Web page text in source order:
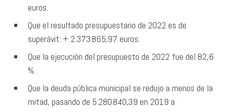
euros.
Que el resultado presupuestario de 2022 es de
superávit: + 2.373.865,97 euros.
Que la ejecución del presupuesto de 2022 fue del 82,6
%.
Que la deuda pública municipal se redujo a menos de la
mitad, pasando de 5.280.840,39 en 2019 a